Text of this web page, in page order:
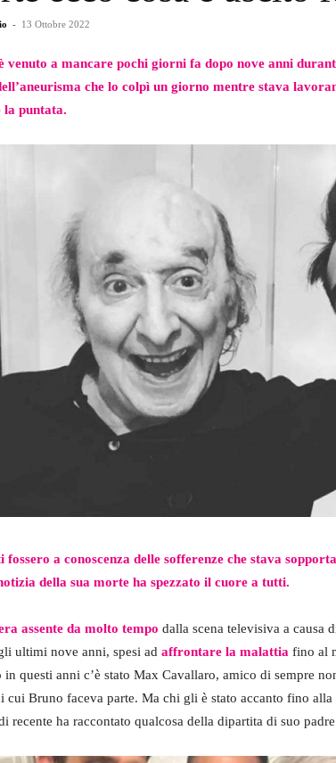
- 13 Ottobre 2022
venuto a mancare pochi giorni fa dopo nove anni
che lo colpì un giorno mentre stava
puntata.
a conoscenza delle sofferenze che stava
della sua morte ha spezzato il cuore a tutti.
assente da molto tempo dalla scena televisiva a causa
ultimi nove anni, spesi ad affrontare la malattia fino al
in questi anni c’è stato Max Cavallaro, amico di sempre
cui Bruno faceva parte. Ma chi gli è stato accanto fino alla
recente ha raccontato qualcosa della dipartita di suo